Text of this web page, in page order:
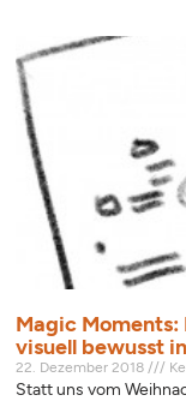
Magic Moments:
visuell bewusst
22. Dezember 2018
Statt uns vom